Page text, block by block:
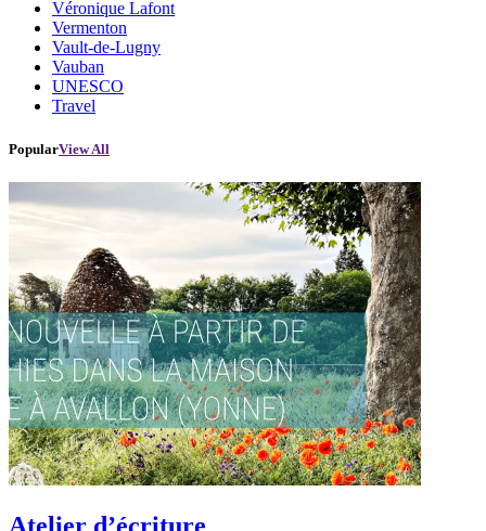
Véronique Lafont
Vermenton
Vault-de-Lugny
Vauban
UNESCO
Travel
PopularView All
Atelier d’écriture